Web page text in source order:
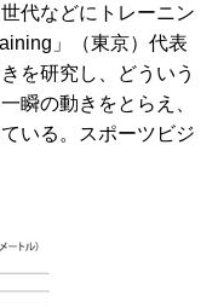
代などにトレーニン
」（東京）代表
を研究し、どういう
瞬の動きをとらえ、
いる。スポーツビジ